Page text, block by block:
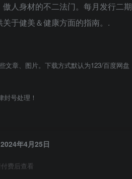
人身材的不二法门。每月发行二期
于健美＆健康方面的指南。.
章、图片。下载方式默认为123/百度网
号处理！
年4月25日
费后查看